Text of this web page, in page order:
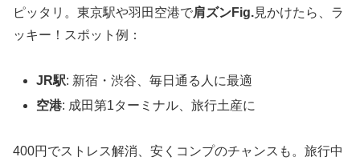
ピッタリ。東京駅や羽田空港で肩ズンFig.見かけたら、ラ
ッキー！スポット例：
JR駅: 新宿・渋谷、毎日通る人に最適
空港: 成田第1ターミナル、旅行土産に
400円でストレス解消、安くコンプのチャンスも。旅行中